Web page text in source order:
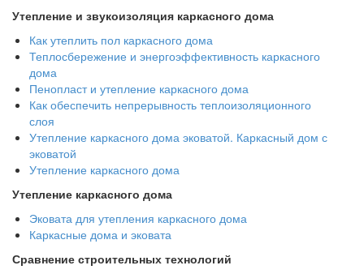
Утепление и звукоизоляция каркасного дома
Как утеплить пол каркасного дома
Теплосбережение и энергоэффективность каркасного
дома
Пенопласт и утепление каркасного дома
Как обеспечить непрерывность теплоизоляционного
слоя
Утепление каркасного дома эковатой. Каркасный дом с
эковатой
Утепление каркасного дома
Утепление каркасного дома
Эковата для утепления каркасного дома
Каркасные дома и эковата
Сравнение строительных технологий